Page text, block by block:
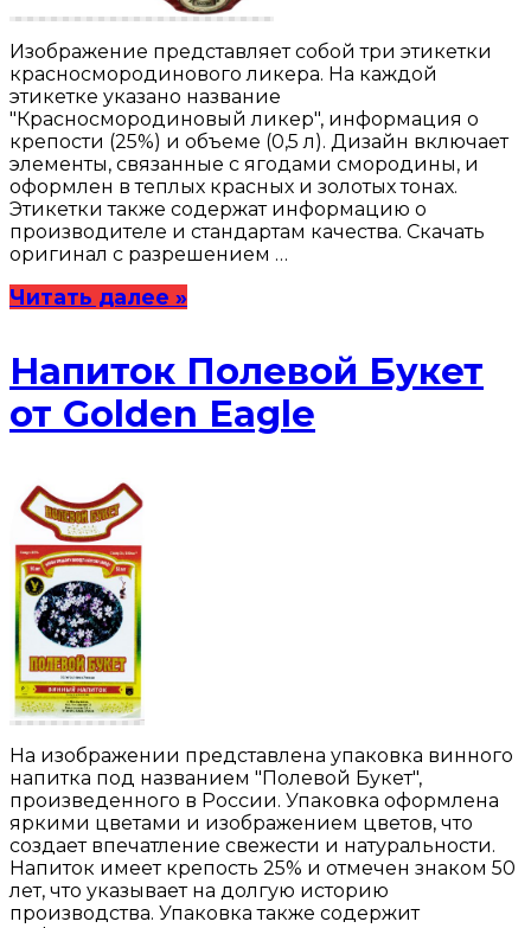
Изображение представляет собой три этикетки
красносмородинового ликера. На каждой
этикетке указано название
"Красносмородиновый ликер", информация о
крепости (25%) и объеме (0,5 л). Дизайн включает
элементы, связанные с ягодами смородины, и
оформлен в теплых красных и золотых тонах.
Этикетки также содержат информацию о
производителе и стандартам качества. Скачать
оригинал с разрешением …
Читать далее »
Напиток Полевой Букет
от Golden Eagle
На изображении представлена упаковка винного
напитка под названием "Полевой Букет",
произведенного в России. Упаковка оформлена
яркими цветами и изображением цветов, что
создает впечатление свежести и натуральности.
Напиток имеет крепость 25% и отмечен знаком 50
лет, что указывает на долгую историю
производства. Упаковка также содержит